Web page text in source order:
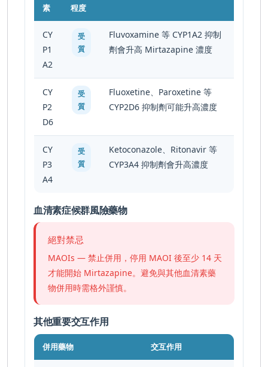
素
程度
CY
P1
A2
受
質
Fluvoxamine 等 CYP1A2 抑制
劑會升高 Mirtazapine 濃度
CY
P2
D6
受
質
Fluoxetine、Paroxetine 等
CYP2D6 抑制劑可能升高濃度
CY
P3
A4
受
質
Ketoconazole、Ritonavir 等
CYP3A4 抑制劑會升高濃度
血清素症候群風險藥物
絕對禁忌
MAOIs — 禁止併用，停用 MAOI 後至少 14 天
才能開始 Mirtazapine。避免與其他血清素藥
物併用時需格外謹慎。
其他重要交互作用
併用藥物 交互作用